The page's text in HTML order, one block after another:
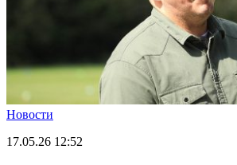
Новости
17.05.26 12:52